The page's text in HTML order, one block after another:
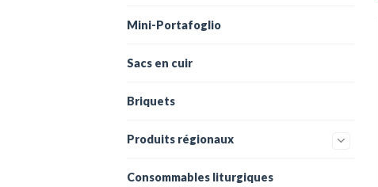
Mini-Portafoglio
Sacs en cuir
Briquets
Produits régionaux
Consommables liturgiques